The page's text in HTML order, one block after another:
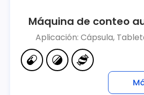
Máquina de conteo
Aplicación: Cápsula,